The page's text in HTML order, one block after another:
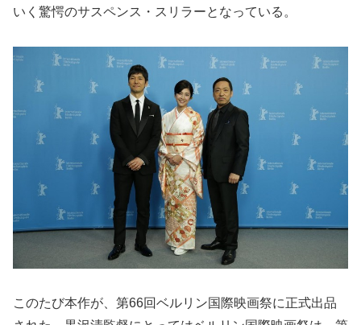
いく驚愕のサスペンス・スリラーとなっている。
このたび本作が、第66回ベルリン国際映画祭に正式出品